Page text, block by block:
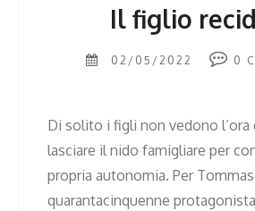
Il figlio
02/05/2022 0
Di solito i figli non vedono l’ora
lasciare il nido famigliare per
propria autonomia. Per
quarantacinquenne